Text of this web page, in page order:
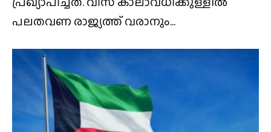
പലതവണ രാജ്യത്ത് വരാനും...